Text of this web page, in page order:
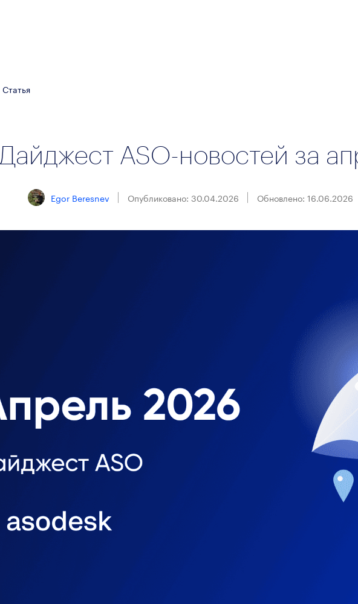
Статья
Дайджест ASO-новостей за
Egor Beresnev Опубликовано: 30.04.2026 Обновлено: 16.06.2026